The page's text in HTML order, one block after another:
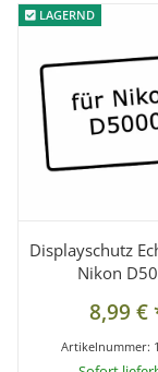
LAGERND
LAGERND
Displayschutz
Nikon
8,99 €
Artikelnummer: